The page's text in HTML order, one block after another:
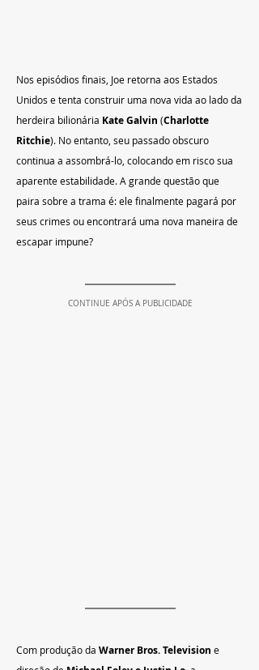
Nos episódios finais, Joe retorna aos Estados
Unidos e tenta construir uma nova vida ao lado da
herdeira bilionária Kate Galvin (Charlotte
Ritchie). No entanto, seu passado obscuro
continua a assombrá-lo, colocando em risco sua
aparente estabilidade. A grande questão que
paira sobre a trama é: ele finalmente pagará por
seus crimes ou encontrará uma nova maneira de
escapar impune?
CONTINUE APÓS A PUBLICIDADE
Com produção da Warner Bros. Television e